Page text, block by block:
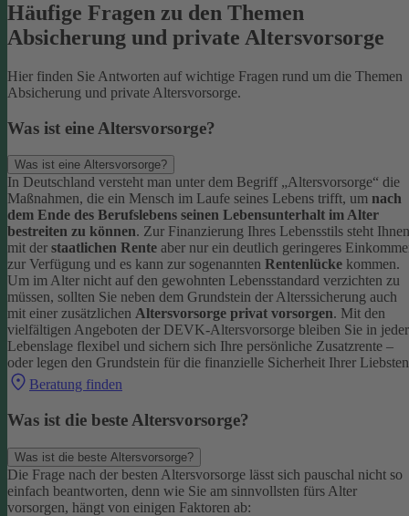
Häufige Fragen zu den Themen
Absicherung und private Altersvorsorge
Hier finden Sie Antworten auf wichtige Fragen rund um die Themen
Absicherung und private Altersvorsorge.
Was ist eine Altersvorsorge?
Was ist eine Altersvorsorge?
In Deutschland versteht man unter dem Begriff „Altersvorsorge“ die
Maßnahmen, die ein Mensch im Laufe seines Lebens trifft, um nach
dem Ende des Berufslebens seinen Lebensunterhalt im Alter
bestreiten zu können. Zur Finanzierung Ihres Lebensstils steht Ihnen
mit der staatlichen Rente aber nur ein deutlich geringeres
zur Verfügung und es kann zur sogenannten Rentenlücke kommen.
Um im Alter nicht auf den gewohnten Lebensstandard verzichten zu
müssen, sollten Sie neben dem Grundstein der Alterssicherung auch
mit einer zusätzlichen Altersvorsorge privat vorsorgen. Mit den
vielfältigen Angeboten der DEVK-Altersvorsorge bleiben Sie in jeder
Lebenslage flexibel und sichern sich Ihre persönliche Zusatzrente –
oder legen den Grundstein für die finanzielle Sicherheit Ihrer
Beratung finden
Was ist die beste Altersvorsorge?
Was ist die beste Altersvorsorge?
Die Frage nach der besten Altersvorsorge lässt sich pauschal nicht so
einfach beantworten, denn wie Sie am sinnvollsten fürs Alter
vorsorgen, hängt von einigen Faktoren ab: